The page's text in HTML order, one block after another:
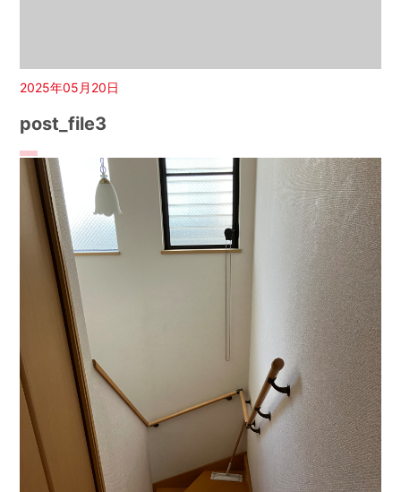
2025年05月20日
post_file3